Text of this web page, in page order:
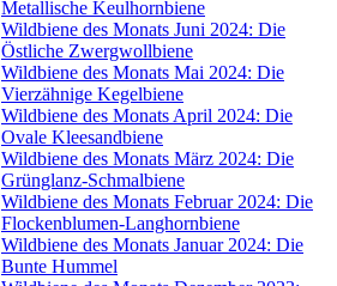
Metallische Keulhornbiene
Wildbiene des Monats Juni 2024: Die
Östliche Zwergwollbiene
Wildbiene des Monats Mai 2024: Die
Vierzähnige Kegelbiene
Wildbiene des Monats April 2024: Die
Ovale Kleesandbiene
Wildbiene des Monats März 2024: Die
Grünglanz-Schmalbiene
Wildbiene des Monats Februar 2024: Die
Flockenblumen-Langhornbiene
Wildbiene des Monats Januar 2024: Die
Bunte Hummel